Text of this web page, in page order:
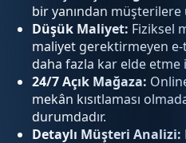
bir yanından müşterilere
Düşük Maliyet: Fiziksel
maliyet gerektirmeyen
daha fazla kar elde etme
24/7 Açık Mağaza:
mekân kısıtlaması
durumdadır.
Detaylı Müşteri Analizi: